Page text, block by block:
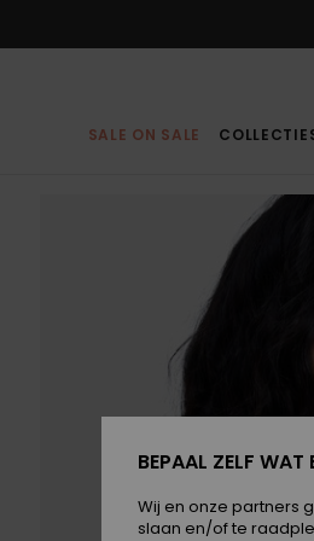
SALE ON SALE
BEPAAL ZELF WAT
Wij en onze partners
slaan en/of te